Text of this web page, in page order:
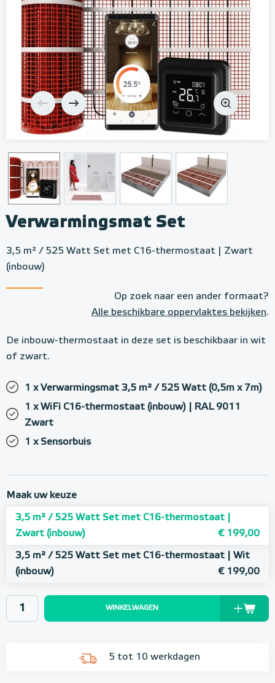
Verwarmingsmat Set
3,5 m² / 525 Watt Set met C16-thermostaat | Zwart
(inbouw)
Op zoek naar een ander formaat?
Alle beschikbare oppervlaktes bekijken.
De inbouw-thermostaat in deze set is beschikbaar in wit
of zwart.
1 x Verwarmingsmat 3,5 m² / 525 Watt (0,5m x 7m)
1 x WiFi C16-thermostaat (inbouw) | RAL 9011
Zwart
1 x Sensorbuis
Maak uw keuze
3,5 m² / 525 Watt Set met C16-thermostaat |
Zwart (inbouw)
€ 199,00
3,5 m² / 525 Watt Set met C16-thermostaat | Wit
(inbouw)
€ 199,00
WINKELWAGEN
5 tot 10 werkdagen